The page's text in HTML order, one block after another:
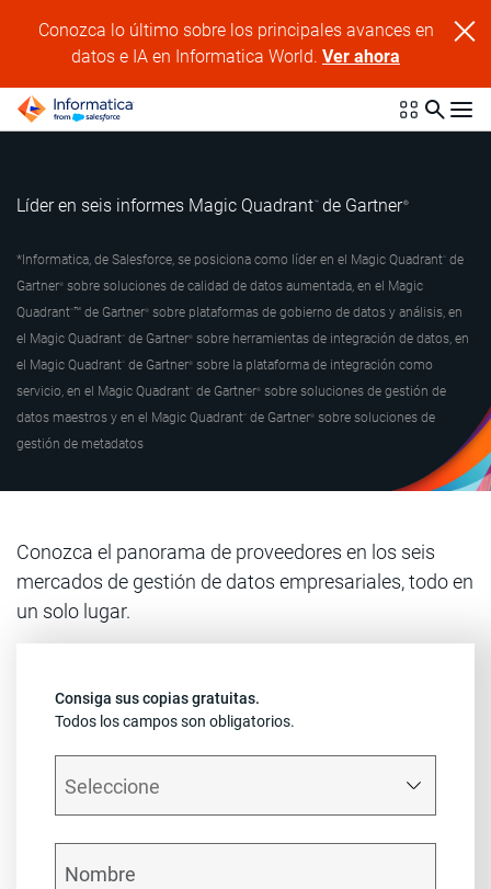
Conozca lo último sobre los principales avances en
datos e IA en Informatica World.Ver ahora
Líder en seis informes Magic Quadrant™de Gartner®
*Informatica, de Salesforce, se posiciona como líder en el Magic Quadrant™ de
Gartner® sobre soluciones de calidad de datos aumentada, en el Magic
Quadrant™™ de Gartner® sobre plataformas de gobierno de datos y análisis, en
el Magic Quadrant™ de Gartner® sobre herramientas de integración de datos, en
el Magic Quadrant™ de Gartner® sobre la plataforma de integración como
servicio, en el Magic Quadrant™ de Gartner® sobre soluciones de gestión de
datos maestros y en el Magic Quadrant™ de Gartner® sobre soluciones de
gestión de metadatos
Conozca el panorama de proveedores en los seis
mercados de gestión de datos empresariales, todo en
un solo lugar.
Consiga sus copias gratuitas.
Todos los campos son obligatorios.